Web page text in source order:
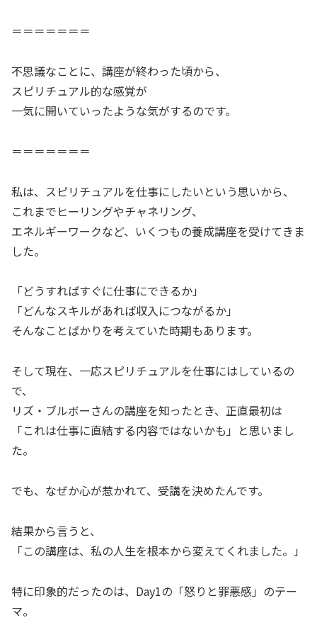
＝＝＝＝＝＝＝
不思議なことに、講座が終わった頃から、
スピリチュアル的な感覚が
一気に開いていったような気がするのです。
＝＝＝＝＝＝＝
私は、スピリチュアルを仕事にしたいという思いから、
これまでヒーリングやチャネリング、
エネルギーワークなど、いくつもの養成講座を受けてきま
した。
「どうすればすぐに仕事にできるか」
「どんなスキルがあれば収入につながるか」
そんなことばかりを考えていた時期もあります。
そして現在、一応スピリチュアルを仕事にはしているの
で、
リズ・ブルボーさんの講座を知ったとき、正直最初は
「これは仕事に直結する内容ではないかも」と思いまし
た。
でも、なぜか心が惹かれて、受講を決めたんです。
結果から言うと、
「この講座は、私の人生を根本から変えてくれました。」
特に印象的だったのは、Day1の「怒りと罪悪感」のテー
マ。